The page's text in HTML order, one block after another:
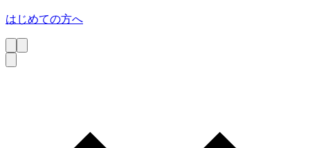
はじめての方へ